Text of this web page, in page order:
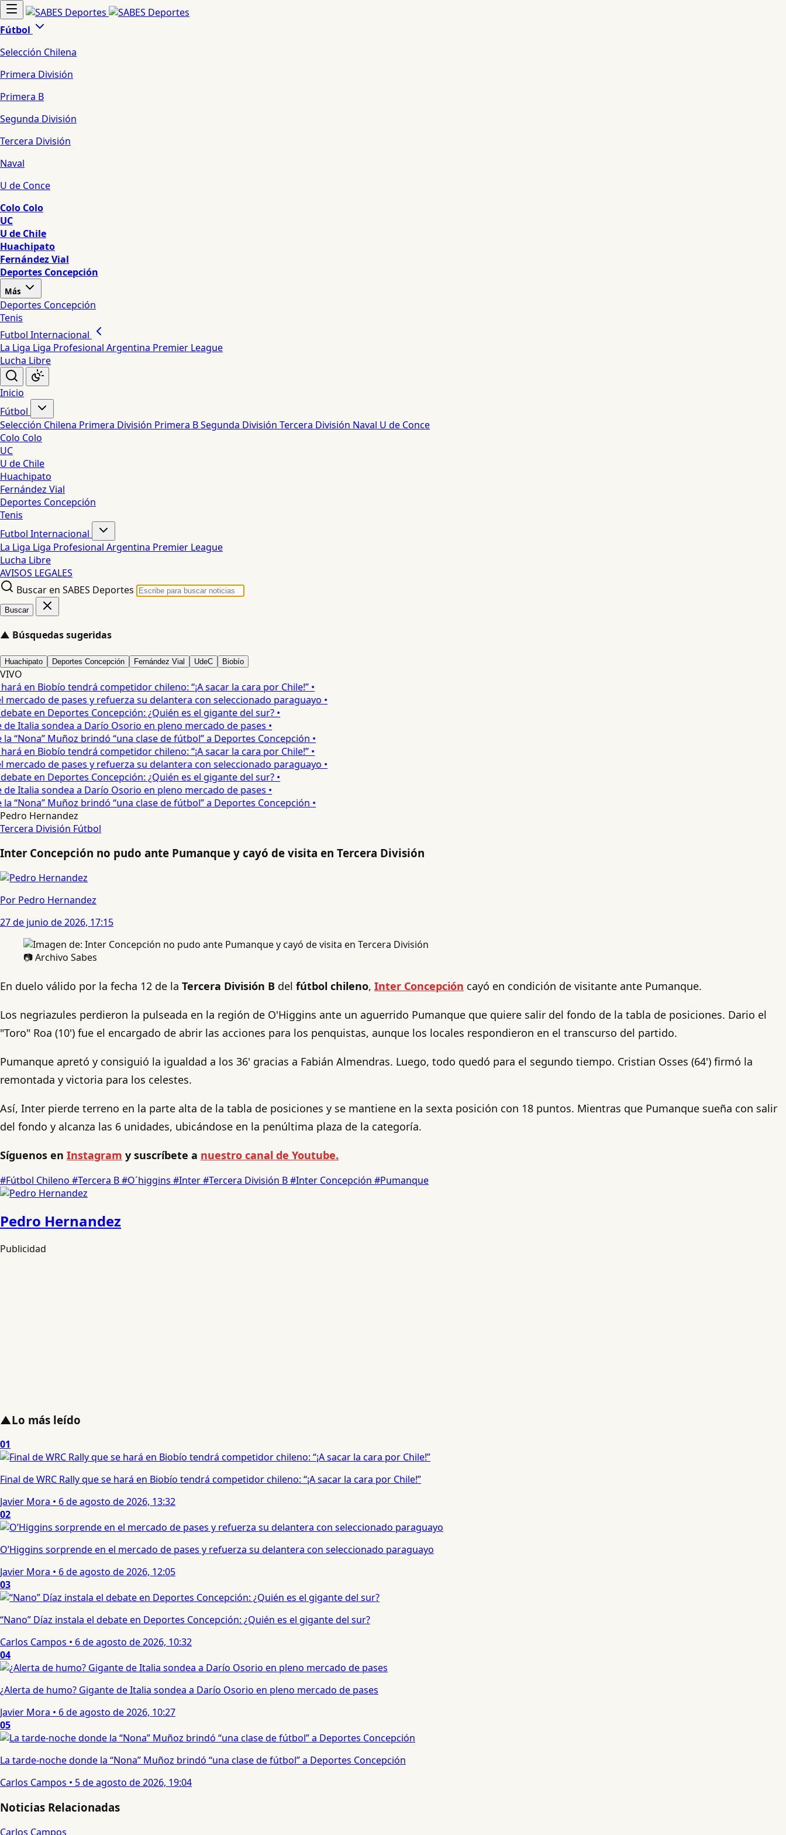
Fútbol
Selección Chilena
Primera División
Primera B
Segunda División
Tercera División
Naval
U de Conce
Colo Colo
UC
U de Chile
Huachipato
Fernández Vial
Deportes Concepción
Más
Deportes Concepción
Tenis
Futbol Internacional
La Liga Liga Profesional Argentina Premier League
Lucha Libre
Inicio
Fútbol
Selección Chilena Primera División Primera BSegunda División Tercera División Naval U de Conce
Colo Colo
UC
U de Chile
Huachipato
Fernández Vial
Deportes Concepción
Tenis
Futbol Internacional
La Liga Liga Profesional Argentina Premier League
Lucha Libre
AVISOS LEGALES
Buscar en SABES Deportes
Buscar
▲ Búsquedas sugeridas
Huachipato Deportes Concepción Fernández Vial UdeC Biobío
VIVO
en Biobío tendrá competidor chileno: “¡A sacar la cara por Chile!” •
de pases y refuerza su delantera con seleccionado paraguayo •
en Deportes Concepción: ¿Quién es el gigante del sur? •
Italia sondea a Darío Osorio en pleno mercado de pases •
Muñoz brindó “una clase de fútbol” a Deportes Concepción •
en Biobío tendrá competidor chileno: “¡A sacar la cara por Chile!” •
de pases y refuerza su delantera con seleccionado paraguayo •
en Deportes Concepción: ¿Quién es el gigante del sur? •
Italia sondea a Darío Osorio en pleno mercado de pases •
Muñoz brindó “una clase de fútbol” a Deportes Concepción •
Pedro Hernandez
Tercera División Fútbol
Inter Concepción no pudo ante Pumanque y cayó de visita en Tercera División
Por Pedro Hernandez
27 de junio de 2026, 17:15
📷 Archivo Sabes
En duelo válido por la fecha 12 de la Tercera División B del fútbol chileno, Inter Concepción cayó en condición de visitante ante Pumanque.
Los negriazules perdieron la pulseada en la región de O'Higgins ante un aguerrido Pumanque que quiere salir del fondo de la tabla de posiciones. Dario el
"Toro" Roa (10') fue el encargado de abrir las acciones para los penquistas, aunque los locales respondieron en el transcurso del partido.
Pumanque apretó y consiguió la igualdad️ a los 36' gracias a Fabián Almendras. Luego, todo quedó para el segundo tiempo. Cristian Osses (64') firmó la
remontada y victoria para los celestes.
Así, Inter pierde terreno en la parte alta de la tabla de posiciones y se mantiene en la sexta posición con 18 puntos. Mientras que Pumanque sueña con salir
del fondo y alcanza las 6 unidades, ubicándose en la penúltima plaza de la categoría.
Síguenos en Instagram y suscríbete a nuestro canal de Youtube.
#Fútbol Chileno #Tercera B#O´higgins #Inter#Tercera División B#Inter Concepción #Pumanque
Pedro Hernandez
Publicidad
▲Lo más leído
01
Final de WRC Rally que se hará en Biobío tendrá competidor chileno: “¡A sacar la cara por Chile!”
Javier Mora • 6 de agosto de 2026, 13:32
02
O’Higgins sorprende en el mercado de pases y refuerza su delantera con seleccionado paraguayo
Javier Mora • 6 de agosto de 2026, 12:05
03
“Nano” Díaz instala el debate en Deportes Concepción: ¿Quién es el gigante del sur?
Carlos Campos • 6 de agosto de 2026, 10:32
04
¿Alerta de humo? Gigante de Italia sondea a Darío Osorio en pleno mercado de pases
Javier Mora • 6 de agosto de 2026, 10:27
05
La tarde-noche donde la “Nona” Muñoz brindó “una clase de fútbol” a Deportes Concepción
Carlos Campos • 5 de agosto de 2026, 19:04
Noticias Relacionadas
Carlos Campos